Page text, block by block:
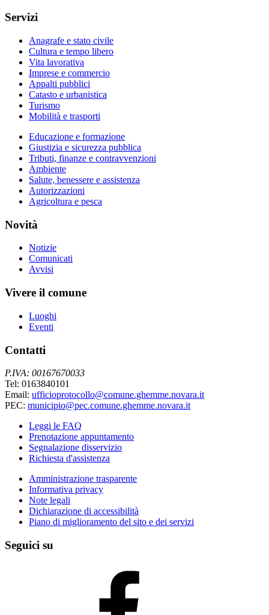
Servizi
Anagrafe e stato civile
Cultura e tempo libero
Vita lavorativa
Imprese e commercio
Appalti pubblici
Catasto e urbanistica
Turismo
Mobilità e trasporti
Educazione e formazione
Giustizia e sicurezza pubblica
Tributi, finanze e contravvenzioni
Ambiente
Salute, benessere e assistenza
Autorizzazioni
Agricoltura e pesca
Novità
Notizie
Comunicati
Avvisi
Vivere il comune
Luoghi
Eventi
Contatti
P.IVA: 00167670033
Tel: 0163840101
Email: ufficioprotocollo@comune.ghemme.novara.it
PEC: municipio@pec.comune.ghemme.novara.it
Leggi le FAQ
Prenotazione appuntamento
Segnalazione disservizio
Richiesta d'assistenza
Amministrazione trasparente
Informativa privacy
Note legali
Dichiarazione di accessibilità
Piano di miglioramento del sito e dei servizi
Seguici su